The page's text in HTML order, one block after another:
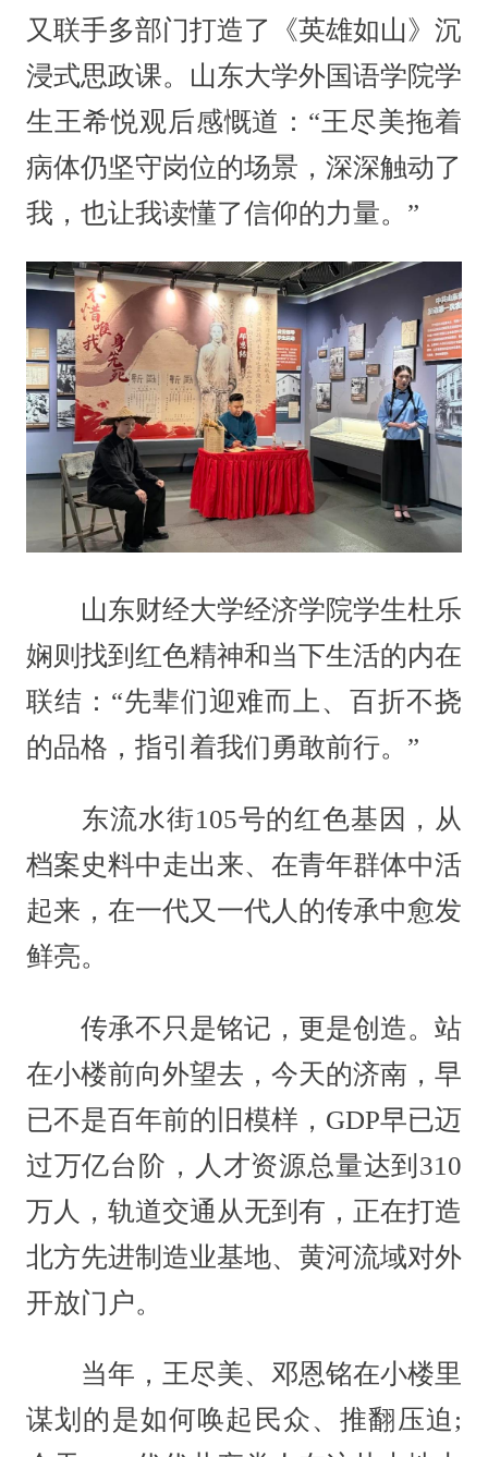
又联手多部门打造了《英雄如山》沉
浸式思政课。山东大学外国语学院学
生王希悦观后感慨道：“王尽美拖着
病体仍坚守岗位的场景，深深触动了
我，也让我读懂了信仰的力量。”
山东财经大学经济学院学生杜乐
娴则找到红色精神和当下生活的内在
联结：“先辈们迎难而上、百折不挠
的品格，指引着我们勇敢前行。”
东流水街105号的红色基因，从
档案史料中走出来、在青年群体中活
起来，在一代又一代人的传承中愈发
鲜亮。
传承不只是铭记，更是创造。站
在小楼前向外望去，今天的济南，早
已不是百年前的旧模样，GDP早已迈
过万亿台阶，人才资源总量达到310
万人，轨道交通从无到有，正在打造
北方先进制造业基地、黄河流域对外
开放门户。
当年，王尽美、邓恩铭在小楼里
谋划的是如何唤起民众、推翻压迫;